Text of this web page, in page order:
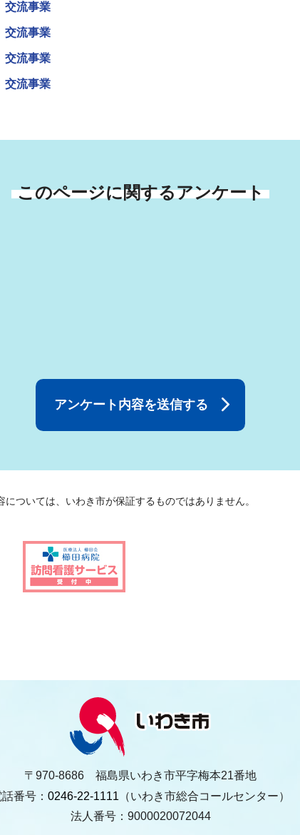
交流事業
交流事業
交流事業
交流事業
このページに関するアンケート
ついては、いわき市が保証するものではありません。
〒970-8686 福島県いわき市平字梅本21番地
番号： 0246-22-1111 （いわき市総合コールセンター）
法人番号：9000020072044